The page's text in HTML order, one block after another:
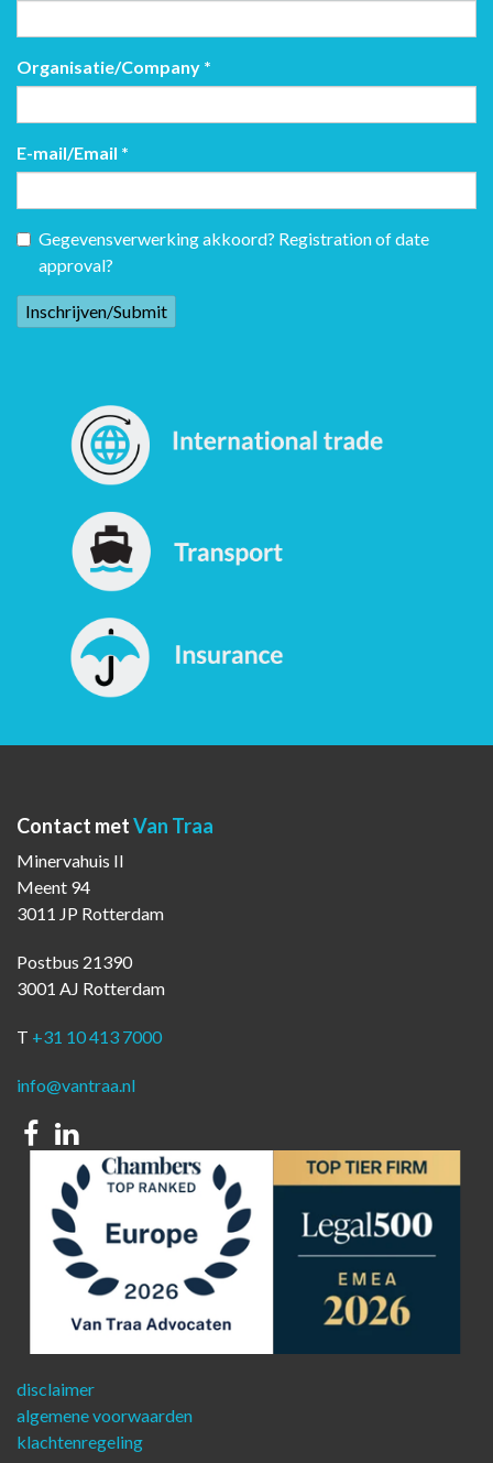
Organisatie/Company *
E-mail/Email *
Gegevensverwerking akkoord? Registration of date
approval?
Contact metVan Traa
Minervahuis II
Meent 94
3011 JP Rotterdam
Postbus 21390
3001 AJ Rotterdam
T +31 10 413 7000
info@vantraa.nl
Facebook
Linkedin
disclaimer
algemene voorwaarden
klachtenregeling